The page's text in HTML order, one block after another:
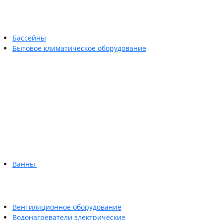
Бассейны
Бытовое климатическое оборудование
Ванны
Вентиляционное оборудование
Водонагреватели электрические